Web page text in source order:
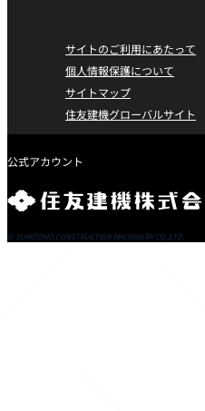
金属リサイクル
解体工事
管工事
舗装工事
メンテナンス
再生事業
国内・海外拠点
ニュースリリース
カーボンニュートラ
社会への取り組み
社会からの評価
情報誌「POWER」
サイトのご利用にあたって
個人情報保護について
サイトマップ
住友建機グローバルサイト
© SUMITOMO CONSTRUCTION MACHINERY CO.,LTD.